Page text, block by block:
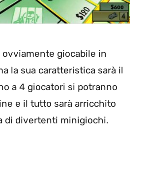
ovviamente giocabile in
la sua caratteristica sarà il
a 4 giocatori si potranno
e il tutto sarà arricchito
di divertenti minigiochi.